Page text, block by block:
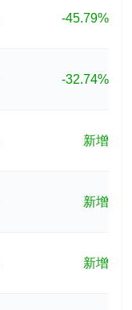
-45.79%
-32.74%
新增
新增
新增